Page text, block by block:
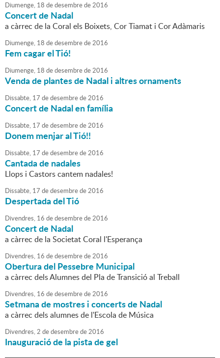
Diumenge, 18 dedesembrede2016
Concert de Nadal
a càrrec de la Coral els Boixets, Cor Tiamat i Cor Adàmaris
Diumenge, 18 dedesembrede2016
Fem cagar el Tió!
Diumenge, 18 dedesembrede2016
Venda de plantes de Nadal i altres ornaments
Dissabte, 17 dedesembrede2016
Concert de Nadal en família
Dissabte, 17 dedesembrede2016
Donem menjar al Tió!!
Dissabte, 17 dedesembrede2016
Cantada de nadales
Llops i Castors cantem nadales!
Dissabte, 17 dedesembrede2016
Despertada del Tió
Divendres, 16 dedesembrede2016
Concert de Nadal
a càrrec de la Societat Coral l'Esperança
Divendres, 16 dedesembrede2016
Obertura del Pessebre Municipal
a càrrec dels Alumnes del Pla de Transició al Treball
Divendres, 16 dedesembrede2016
Setmana de mostres i concerts de Nadal
a càrrec dels alumnes de l'Escola de Música
Divendres,2 dedesembrede2016
Inauguració de la pista de gel